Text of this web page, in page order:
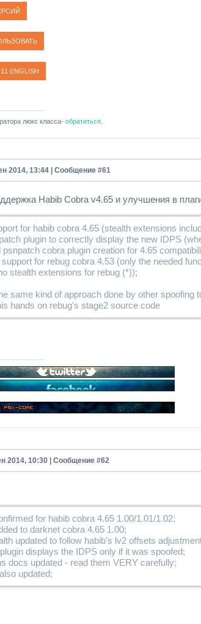
люкс класса- обратиться
2014, 13:44 | Сообщение #61
Habib Cobra v4.65 и улучшения в
for habib cobra 4.65 (stealth extensions
plugin to correctly display the new IDPS
cobra plugin creation for 4.65
for rebug cobra 4.53 (only the needed
stealth extensions for rebug (*));
same kind of approach done by other
hands on rebug's stage2 source code
2014, 10:30 | Сообщение #62
for habib cobra 4.65 1.00/1.01/1.02;
to darknet cobra 4.65 1.00;
updated to follow habib's lv2 offsets
displays the IDPS only if it was spoofed;
docs updated - read them VERY carefully;
updated;